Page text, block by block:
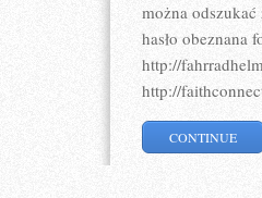
można
hasło
http://
http://
CONTINUE